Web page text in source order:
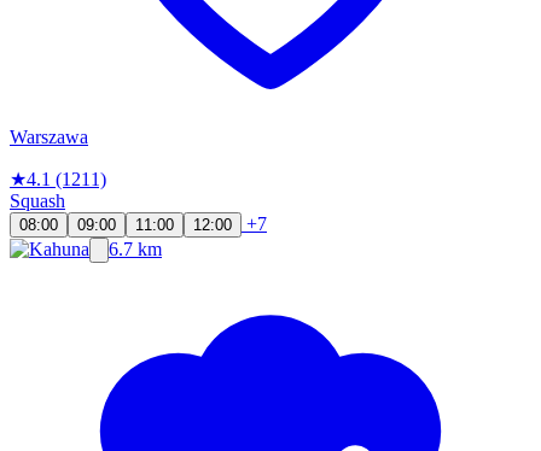
Warszawa
★4.1 (1211)
Squash
08:00 09:00 11:00 12:00
+7
6.7 km